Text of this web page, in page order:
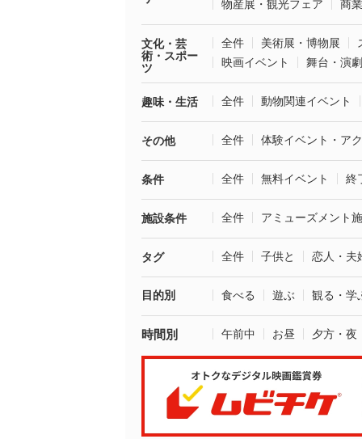
物産展・観光フェア
商
文化・芸
術・スポー
ツ
全件 美術展・博物展
映画イベント
舞台・演劇
趣味・生活 全件 動物関連イベント
その他 全件 体験イベント・ア
条件 全件 無料イベント 終
施設条件 全件 アミューズメント
タグ 全件 子供と 恋人・夫
目的別 食べる 遊ぶ 観る・学
時間別 午前中 お昼 夕方・夜